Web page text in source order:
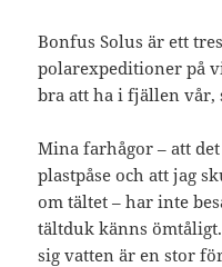
Bonfus Solus är ett
polarexpeditioner på
bra att ha i fjällen vår,
Mina farhågor – att
plastpåse och att jag
om tältet – har inte
tältduk känns
sig vatten är en stor